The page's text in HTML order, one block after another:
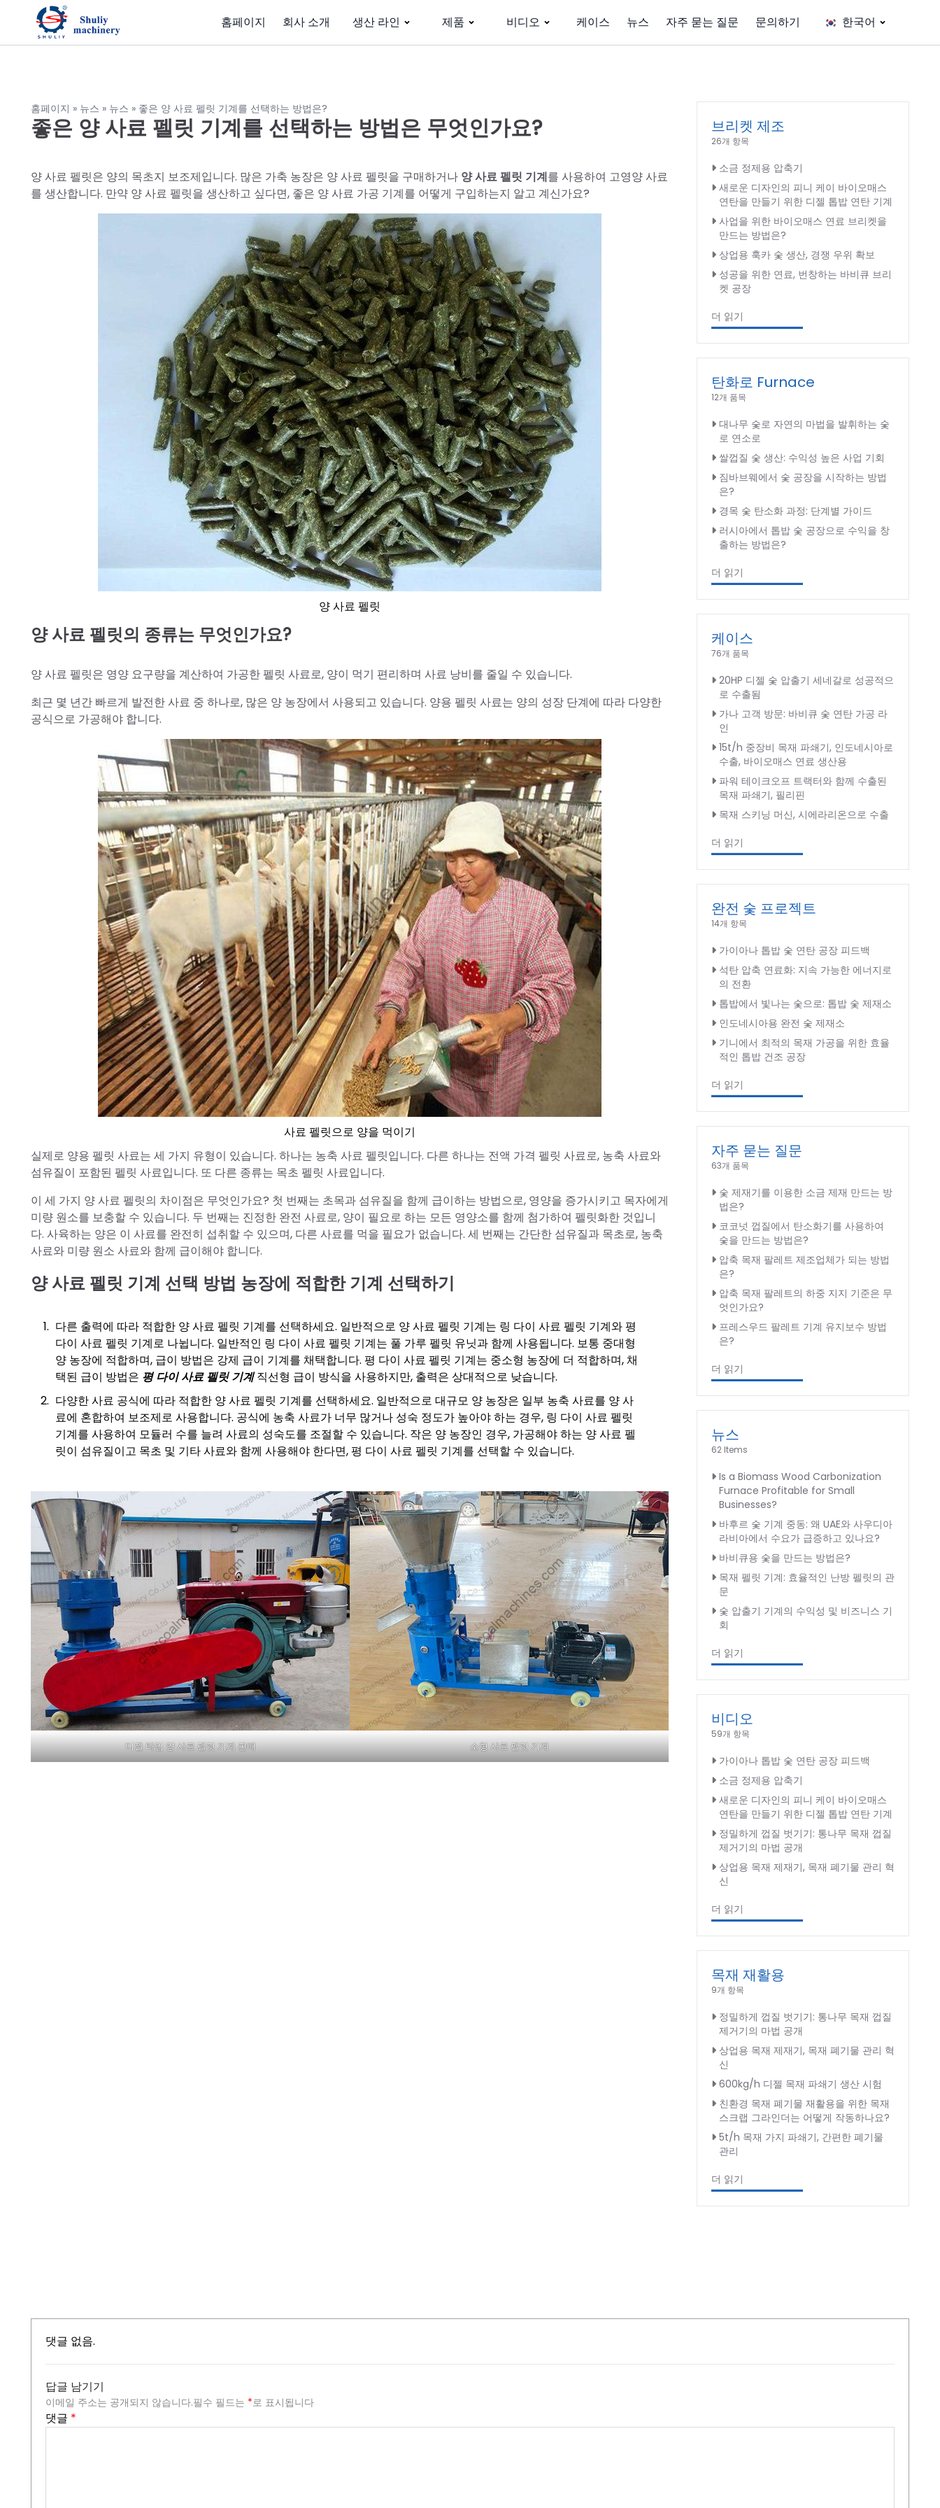
홈페이지 회사 소개 생산 라인 제품 비디오 케이스 뉴스 자주 묻는 질문 문의하기 한국어
홈페이지 » 뉴스 » 뉴스 » 좋은 양 사료 펠릿 기계를 선택하는 방법은?
좋은 양 사료 펠릿 기계를 선택하는 방법은 무엇인가요?
양 사료 펠릿은 양의 목초지 보조제입니다. 많은 가축 농장은 양 사료 펠릿을 구매하거나 양 사료 펠릿 기계를 사용하여 고영양 사료
를 생산합니다. 만약 양 사료 펠릿을 생산하고 싶다면, 좋은 양 사료 가공 기계를 어떻게 구입하는지 알고 계신가요?
양 사료 펠릿
양 사료 펠릿의 종류는 무엇인가요?
양 사료 펠릿은 영양 요구량을 계산하여 가공한 펠릿 사료로, 양이 먹기 편리하며 사료 낭비를 줄일 수 있습니다.
최근 몇 년간 빠르게 발전한 사료 중 하나로, 많은 양 농장에서 사용되고 있습니다. 양용 펠릿 사료는 양의 성장 단계에 따라 다양한
공식으로 가공해야 합니다.
사료 펠릿으로 양을 먹이기
실제로 양용 펠릿 사료는 세 가지 유형이 있습니다. 하나는 농축 사료 펠릿입니다. 다른 하나는 전액 가격 펠릿 사료로, 농축 사료와
섬유질이 포함된 펠릿 사료입니다. 또 다른 종류는 목초 펠릿 사료입니다.
이 세 가지 양 사료 펠릿의 차이점은 무엇인가요? 첫 번째는 초목과 섬유질을 함께 급이하는 방법으로, 영양을 증가시키고 목자에게
미량 원소를 보충할 수 있습니다. 두 번째는 진정한 완전 사료로, 양이 필요로 하는 모든 영양소를 함께 첨가하여 펠릿화한 것입니
다. 사육하는 양은 이 사료를 완전히 섭취할 수 있으며, 다른 사료를 먹을 필요가 없습니다. 세 번째는 간단한 섬유질과 목초로, 농축
사료와 미량 원소 사료와 함께 급이해야 합니다.
양 사료 펠릿 기계 선택 방법 농장에 적합한 기계 선택하기
다른 출력에 따라 적합한 양 사료 펠릿 기계를 선택하세요. 일반적으로 양 사료 펠릿 기계는 링 다이 사료 펠릿 기계와 평
다이 사료 펠릿 기계로 나뉩니다. 일반적인 링 다이 사료 펠릿 기계는 풀 가루 펠릿 유닛과 함께 사용됩니다. 보통 중대형
양 농장에 적합하며, 급이 방법은 강제 급이 기계를 채택합니다. 평 다이 사료 펠릿 기계는 중소형 농장에 더 적합하며, 채
택된 급이 방법은 평 다이 사료 펠릿 기계직선형 급이 방식을 사용하지만, 출력은 상대적으로 낮습니다.
다양한 사료 공식에 따라 적합한 양 사료 펠릿 기계를 선택하세요. 일반적으로 대규모 양 농장은 일부 농축 사료를 양 사
료에 혼합하여 보조제로 사용합니다. 공식에 농축 사료가 너무 많거나 성숙 정도가 높아야 하는 경우, 링 다이 사료 펠릿
기계를 사용하여 모듈러 수를 늘려 사료의 성숙도를 조절할 수 있습니다. 작은 양 농장인 경우, 가공해야 하는 양 사료 펠
릿이 섬유질이고 목초 및 기타 사료와 함께 사용해야 한다면, 평 다이 사료 펠릿 기계를 선택할 수 있습니다.
디젤 타입 양 사료 펠릿 기계 판매 소형 사료 펠릿 기계
브리켓 제조
26개 항목
소금 정제용 압축기
새로운 디자인의 피니 케이 바이오매스
연탄을 만들기 위한 디젤 톱밥 연탄 기계
사업을 위한 바이오매스 연료 브리켓을
만드는 방법은?
상업용 훅카 숯 생산, 경쟁 우위 확보
성공을 위한 연료, 번창하는 바비큐 브리
켓 공장
더 읽기
탄화로 Furnace
12개 품목
대나무 숯로 자연의 마법을 발휘하는 숯
로 연소로
쌀껍질 숯 생산: 수익성 높은 사업 기회
짐바브웨에서 숯 공장을 시작하는 방법
은?
경목 숯 탄소화 과정: 단계별 가이드
러시아에서 톱밥 숯 공장으로 수익을 창
출하는 방법은?
더 읽기
케이스
76개 품목
20HP 디젤 숯 압출기 세네갈로 성공적으
로 수출됨
가나 고객 방문: 바비큐 숯 연탄 가공 라
인
15t/h 중장비 목재 파쇄기, 인도네시아로
수출, 바이오매스 연료 생산용
파워 테이크오프 트랙터와 함께 수출된
목재 파쇄기, 필리핀
목재 스키닝 머신, 시에라리온으로 수출
더 읽기
완전 숯 프로젝트
14개 항목
가이아나 톱밥 숯 연탄 공장 피드백
석탄 압축 연료화: 지속 가능한 에너지로
의 전환
톱밥에서 빛나는 숯으로: 톱밥 숯 제재소
인도네시아용 완전 숯 제재소
기니에서 최적의 목재 가공을 위한 효율
적인 톱밥 건조 공장
더 읽기
자주 묻는 질문
63개 품목
숯 제재기를 이용한 소금 제재 만드는 방
법은?
코코넛 껍질에서 탄소화기를 사용하여
숯을 만드는 방법은?
압축 목재 팔레트 제조업체가 되는 방법
은?
압축 목재 팔레트의 하중 지지 기준은 무
엇인가요?
프레스우드 팔레트 기계 유지보수 방법
은?
더 읽기
뉴스
62 Items
Is a Biomass Wood Carbonization
Furnace Profitable for Small
Businesses?
바후르 숯 기계 중동: 왜 UAE와 사우디아
라비아에서 수요가 급증하고 있나요?
바비큐용 숯을 만드는 방법은?
목재 펠릿 기계: 효율적인 난방 펠릿의 관
문
숯 압출기 기계의 수익성 및 비즈니스 기
회
더 읽기
비디오
59개 항목
가이아나 톱밥 숯 연탄 공장 피드백
소금 정제용 압축기
새로운 디자인의 피니 케이 바이오매스
연탄을 만들기 위한 디젤 톱밥 연탄 기계
정밀하게 껍질 벗기기: 통나무 목재 껍질
제거기의 마법 공개
상업용 목재 제재기, 목재 폐기물 관리 혁
신
더 읽기
목재 재활용
9개 항목
정밀하게 껍질 벗기기: 통나무 목재 껍질
제거기의 마법 공개
상업용 목재 제재기, 목재 폐기물 관리 혁
신
600kg/h 디젤 목재 파쇄기 생산 시험
친환경 목재 폐기물 재활용을 위한 목재
스크랩 그라인더는 어떻게 작동하나요?
5t/h 목재 가지 파쇄기, 간편한 폐기물
관리
더 읽기
댓글 없음.
답글 남기기
이메일 주소는 공개되지 않습니다.필수 필드는 *로 표시됩니다
댓글 *